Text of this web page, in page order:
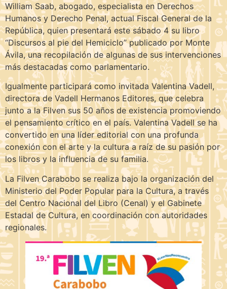
William Saab, abogado, especialista en Derechos
Humanos y Derecho Penal, actual Fiscal General de la
República, quien presentará este sábado 4 su libro
“Discursos al pie del Hemiciclo” publicado por Monte
Ávila, una recopilación de algunas de sus intervenciones
más destacadas como parlamentario.
Igualmente participará como invitada Valentina Vadell,
directora de Vadell Hermanos Editores, que celebra
junto a la Filven sus 50 años de existencia promoviendo
el pensamiento crítico en el país. Valentina Vadell se ha
convertido en una líder editorial con una profunda
conexión con el arte y la cultura a raíz de su pasión por
los libros y la influencia de su familia.
La Filven Carabobo se realiza bajo la organización del
Ministerio del Poder Popular para la Cultura, a través
del Centro Nacional del Libro (Cenal) y el Gabinete
Estadal de Cultura, en coordinación con autoridades
regionales.